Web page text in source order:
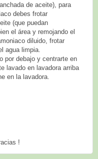
de aceite), para
debes frotar
(que puedan
el área y remojando el
diluido, frotar
agua limpia.
por debajo y centrarte en
lavado en lavadora arriba
en la lavadora.
!